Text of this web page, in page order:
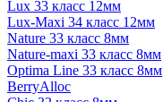
Lux 33 класс 12мм
Lux-Maxi 34 класс 12мм
Nature 33 класс 8мм
Nature-maxi 33 класс 8мм
Optima Line 33 класс 8мм
BerryAlloc